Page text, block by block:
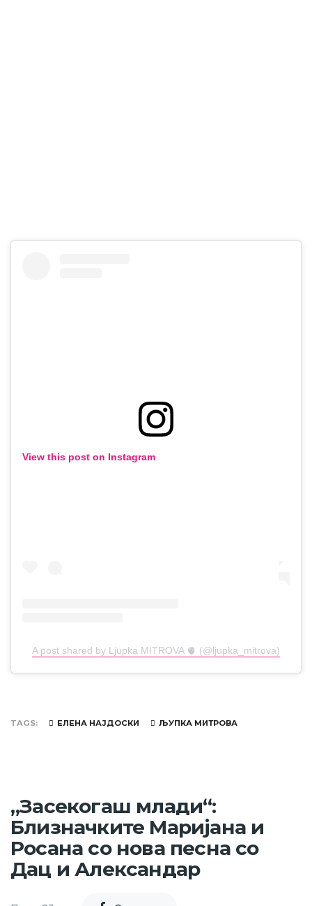
View this post on Instagram
A post shared by Ljupka MITROVA 🫀 (@ljupka_mitrova)
TAGS ЕЛЕНА НАЈДОСКИ ЉУПКА МИТРОВА
„Засекогаш млади“:
Близначките Маријана и
Росана со нова песна со
Дац и Александар